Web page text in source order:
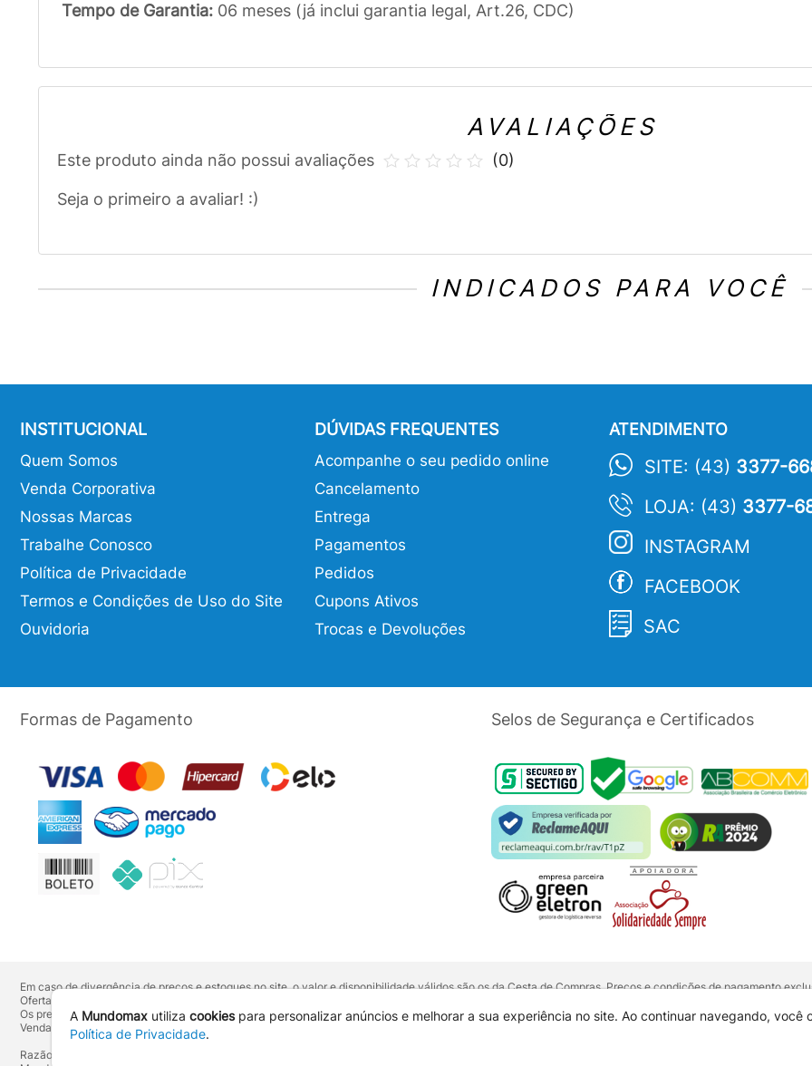
Tempo de Garantia: 06 meses (já inclui garantia legal, Art.26, CDC)
AVALIAÇÕES
Este produto ainda não possui avaliações
Seja o primeiro a avaliar! :)
(0)
INDICADOS PARA VOCÊ
INSTITUCIONAL
Quem Somos
Venda Corporativa
Nossas Marcas
Trabalhe Conosco
Política de Privacidade
Termos e Condições de Uso do Site
Ouvidoria
DÚVIDAS FREQUENTES
Acompanhe o seu pedido online
Cancelamento
Entrega
Pagamentos
Pedidos
Cupons Ativos
Trocas e Devoluções
ATENDIMENTO
SITE: (43) 3377-
LOJA: (43) 3377-
INSTAGRAM
FACEBOOK
SAC
Formas de Pagamento Selos de Segurança e Certificados
Em caso de divergência de preços e estoques no site, o valor e disponibilidade válidos são os da Cesta de Compras. Preços e condições de pagamento
Ofertas válidas até o término de nossos estoques. Para compras acima de 5 unidades do mesmo produto, entre em contato com o nosso canal de
Os preços apresentados no site prevalecem sobre outros anunciados em qualquer outro meio de comunicação ou sites de buscas. Código de Defesa do
Vendas sujeitas à confirmação de dados e análises de crédito e risco.
Razão Social: Hayamax Distribuidora de Produtos Eletrônicos Ltda - CNPJ: 01.725.627/0002-53 - Endereço: R. Senador Souza Naves, 9 - Centro - CEP:
A Mundomax utiliza cookiespara personalizar anúncios e melhorar a sua experiência no site. Ao continuar navegando, você
Política de Privacidade.